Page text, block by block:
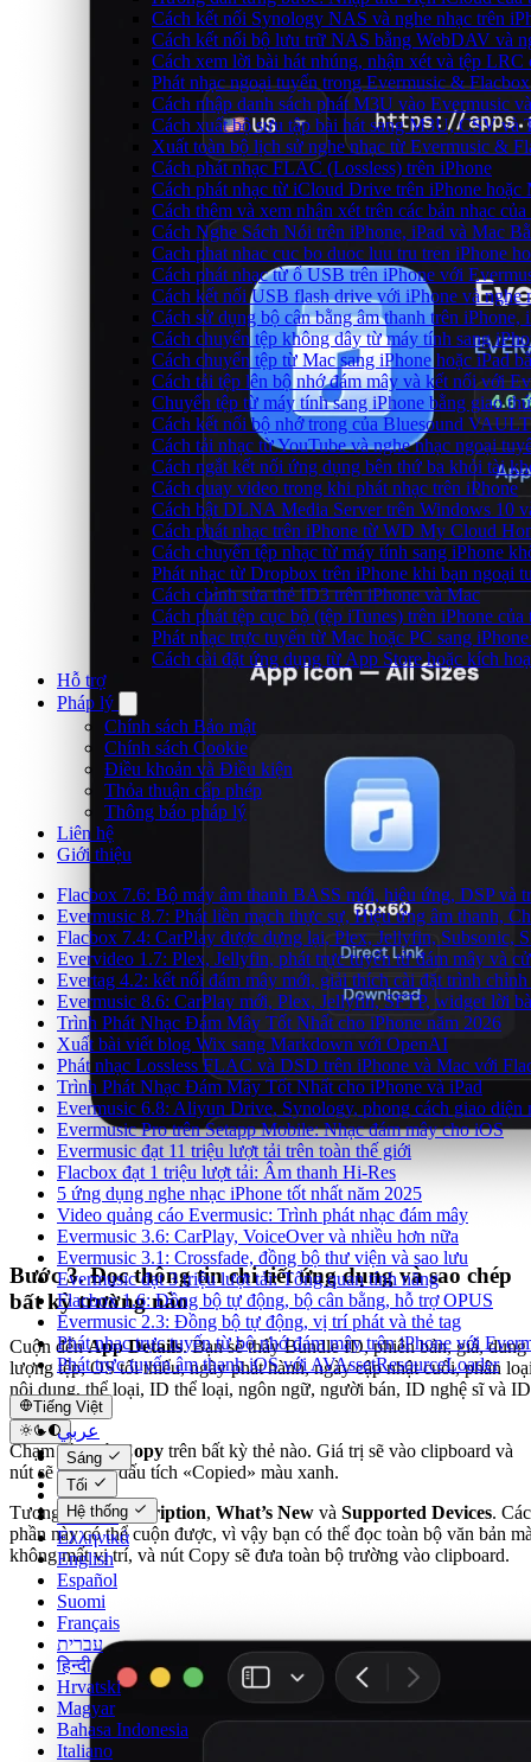
Cách kết nối Synology NAS và nghe nhạc trên
Cách kết nối bộ lưu trữ NAS bằng WebDAV và
Cách xem lời bài hát nhúng, nhận xét và tệp LRC
Phát nhạc ngoại tuyến trong Evermusic &
Cách nhập danh sách phát M3U vào Evermusic
Cách xuất bộ sưu tập bài hát sang M3U, CSV
Xuất toàn bộ lịch sử nghe nhạc từ Evermusic &
Cách phát nhạc FLAC (Lossless) trên iPhone
Cách phát nhạc từ iCloud Drive trên iPhone hoặc
Cách thêm và xem nhận xét trên các bản nhạc
Cách Nghe Sách Nói trên iPhone, iPad và Mac
Cach phat nhac cuc bo duoc luu tru tren iPhone
Cách phát nhạc từ ổ USB trên iPhone với
Cách kết nối USB flash drive với iPhone và nghe
Cách sử dụng bộ cân bằng âm thanh trên
Cách chuyển tệp không dây từ máy tính sang
Cách chuyển tệp từ Mac sang iPhone hoặc iPad
Cách tải tệp lên bộ nhớ đám mây và kết nối với
Chuyển tệp từ máy tính sang iPhone bằng giao
Cách kết nối bộ nhớ trong của Bluesound
Cách tải nhạc từ YouTube và nghe nhạc ngoại
Cách ngắt kết nối ứng dụng bên thứ ba khỏi tài
Cách quay video trong khi phát nhạc trên iPhone
Cách bật DLNA Media Server trên Windows 10
Cách phát nhạc trên iPhone từ WD My Cloud
Cách chuyển tệp nhạc từ máy tính sang iPhone
Phát nhạc từ Dropbox trên iPhone khi bạn ngoại
Cách chỉnh sửa thẻ ID3 trên iPhone và Mac
Cách phát tệp cục bộ (tệp iTunes) trên iPhone của
Phát nhạc trực tuyến từ Mac hoặc PC sang
Cách cài đặt ứng dụng từ App Store hoặc kích
Hỗ trợ
Pháp lý
Chính sách Bảo mật
Chính sách Cookie
Điều khoản và Điều kiện
Thỏa thuận cấp phép
Thông báo pháp lý
Liên hệ
Giới thiệu
Flacbox 7.6: Bộ máy âm thanh BASS mới, hiệu ứng, DSP và
Evermusic 8.7: Phát liền mạch thực sự, Hiệu ứng âm thanh,
Flacbox 7.4: CarPlay được dựng lại, Plex, Jellyfin, Subsonic,
Evervideo 1.7: Plex, Jellyfin, phát trực tuyến từ đám mây và
Evertag 4.2: kết nối đám mây mới, giải thích cài đặt trình chỉnh
Evermusic 8.6: CarPlay mới, Plex, Jellyfin, SFTP, widget lời
Trình Phát Nhạc Đám Mây Tốt Nhất cho iPhone năm 2026
Xuất bài viết blog Wix sang Markdown với OpenAI
Phát nhạc Lossless FLAC và DSD trên iPhone và Mac với
Trình Phát Nhạc Đám Mây Tốt Nhất cho iPhone và iPad
Evermusic 6.8: Aliyun Drive, Synology, phong cách giao diện
Evermusic Pro trên Setapp Mobile: Nhạc đám mây cho iOS
Evermusic đạt 11 triệu lượt tải trên toàn thế giới
Flacbox đạt 1 triệu lượt tải: Âm thanh Hi-Res
5 ứng dụng nghe nhạc iPhone tốt nhất năm 2025
Video quảng cáo Evermusic: Trình phát nhạc đám mây
Evermusic 3.6: CarPlay, VoiceOver và nhiều hơn nữa
Evermusic 3.1: Crossfade, đồng bộ thư viện và sao lưu
Evermusic đạt 3 triệu lượt tải: Tổng quan tính năng
Flacbox 1.6: Đồng bộ tự động, bộ cân bằng, hỗ trợ OPUS
Evermusic 2.3: Đồng bộ tự động, vị trí phát và thẻ tag
Phát nhạc trực tuyến từ bộ nhớ đám mây trên iPhone với
Phát trực tuyến âm thanh iOS với AVAssetResourceLoader
Tiếng Việt
عربي
Català
Čeština
Dansk
Deutsch
Ελληνικά
English
Español
Suomi
Français
עברית
हिन्दी
Hrvatski
Magyar
Bahasa Indonesia
Italiano
Sáng
Tối
Hệ thống
Bước 3. Đọc thông tin chi tiết ứng dụng và sao chép
bất kỳ trường nào
Cuộn đếnApp Details. Bạn sẽ thấy Bundle ID, phiên bản, giá, dung
lượng tệp, OS tối thiểu, ngày phát hành, ngày cập nhật cuối, phân
nội dung, thể loại, ID thể loại, ngôn ngữ, người bán, ID nghệ sĩ và ID
track.
Chạm vào nútCopy trên bất kỳ thẻ nào. Giá trị sẽ vào clipboard và
nút sẽ hiển thị dấu tích «Copied» màu xanh.
Tương tự vớiDescription, What’s New và Supported Devices. Các
phần này có thể cuộn được, vì vậy bạn có thể đọc toàn bộ văn bản
không mất vị trí, và nút Copy sẽ đưa toàn bộ trường vào clipboard.